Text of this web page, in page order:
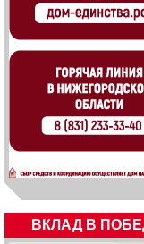
ВКЛАД В